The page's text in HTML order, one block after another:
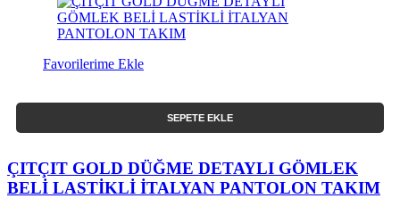
Favorilerime Ekle
SEPETE EKLE
ÇITÇIT GOLD DÜĞME DETAYLI GÖMLEK
BELİ LASTİKLİ İTALYAN PANTOLON TAKIM